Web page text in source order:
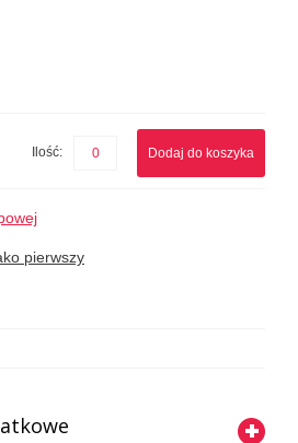
Ilość: Dodaj do koszyka
pierwszy